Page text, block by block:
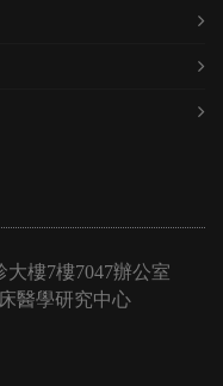
樓7樓7047辦公室
醫學研究中心